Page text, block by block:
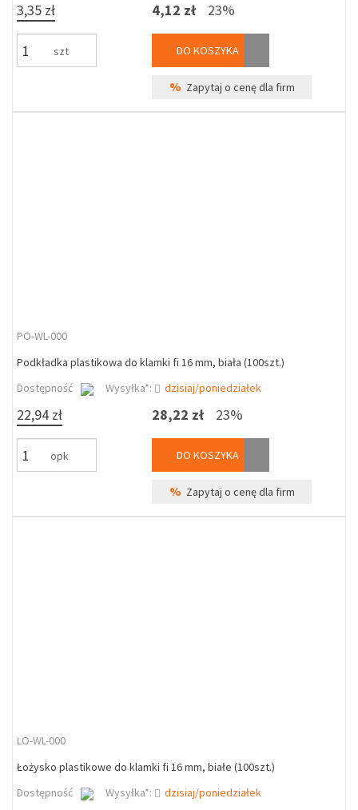
3,35 zł
szt
4,12 zł 23%
DO KOSZYKA
% Zapytaj o cenę dla firm
PO-WL-000
Podkładka plastikowa do klamki fi 16 mm, biała (100szt.)
Dostępność
Wysyłka*: dzisiaj/poniedziałek
22,94 zł
opk
28,22 zł 23%
DO KOSZYKA
% Zapytaj o cenę dla firm
LO-WL-000
Łożysko plastikowe do klamki fi 16 mm, białe (100szt.)
Dostępność
Wysyłka*: dzisiaj/poniedziałek